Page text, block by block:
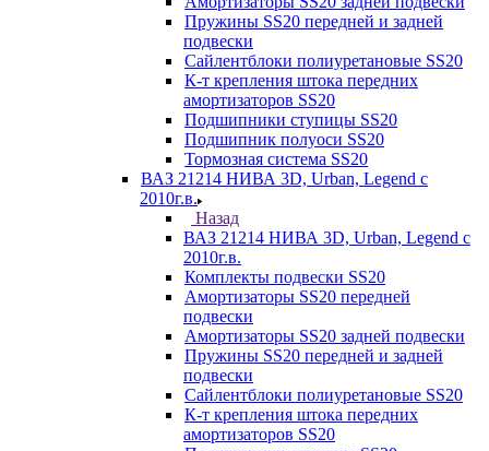
Пружины SS20 передней и задней
подвески
Сайлентблоки полиуретановые SS20
К-т крепления штока передних
амортизаторов SS20
Подшипники ступицы SS20
Подшипник полуоси SS20
Тормозная система SS20
ВАЗ 21214 НИВА 3D, Urban, Legend c
2010г.в.
Назад
ВАЗ 21214 НИВА 3D, Urban, Legend c
2010г.в.
Комплекты подвески SS20
Амортизаторы SS20 передней
подвески
Амортизаторы SS20 задней подвески
Пружины SS20 передней и задней
подвески
Сайлентблоки полиуретановые SS20
К-т крепления штока передних
амортизаторов SS20